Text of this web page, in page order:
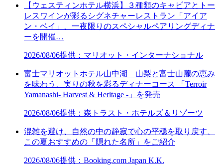
【ウェスティンホテル横浜】３種類のキャビアとトー
レスワインが彩るシグネチャーレストラン「アイア
ン・ベイ」、一夜限りのスペシャルペアリングディナ
ーを開催…
2026/08/06提供：マリオット・インターナショナル
富士マリオットホテル山中湖 山梨と富士山麓の恵み
を味わう、実りの秋を彩るディナーコース 「Terroir
Yamanashi- Harvest & Heritage -」を発売
2026/08/06提供：森トラスト・ホテルズ＆リゾーツ
混雑を避け、自然の中の静寂で心の平穏を取り戻す、
この夏おすすめの「隠れた名所」をご紹介
2026/08/06提供：Booking.com Japan K.K.